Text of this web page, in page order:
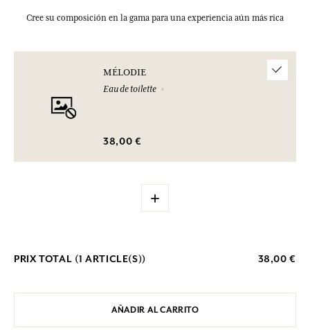
Cree su composición en la gama para una experiencia aún más rica
MÉLODIE
Eau de toilette
38,00 €
+
PRIX TOTAL (1 ARTICLE(S)) 38,00 €
AÑADIR AL CARRITO